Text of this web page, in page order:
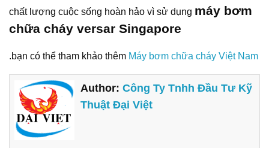
chất lượng cuộc sống hoàn hảo vì sử dụng máy bơm
chữa cháy versar Singapore
.bạn có thể tham khảo thêm Máy bơm chữa cháy Việt Nam
Author:Công Ty Tnhh Đầu Tư Kỹ
Thuật Đại Việt